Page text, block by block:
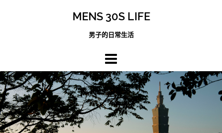
MENS 30S LIFE
男子的日常生活